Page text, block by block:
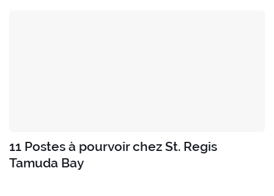
11 Postes à pourvoir chez St. Regis
Tamuda Bay